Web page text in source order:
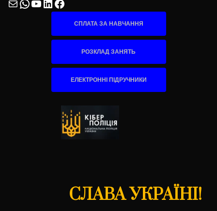
MailWhatsApp
YouTube
LinkedIn
Facebook
СПЛАТА ЗА НАВЧАННЯ
РОЗКЛАД ЗАНЯТЬ
ЕЛЕКТРОННІ ПІДРУЧНИКИ
СЛАВА УКРАЇНІ!